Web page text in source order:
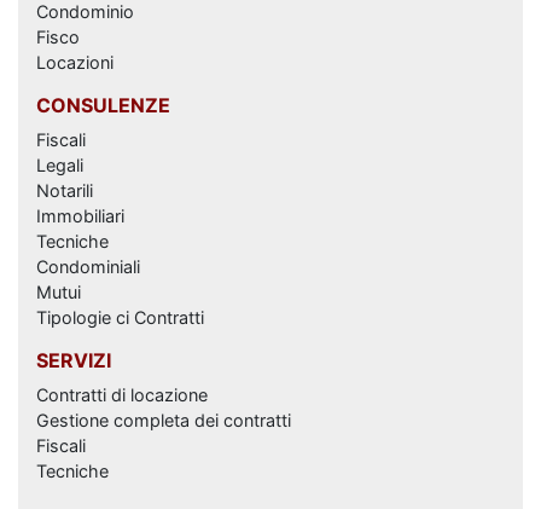
Condominio
Fisco
Locazioni
CONSULENZE
Fiscali
Legali
Notarili
Immobiliari
Tecniche
Condominiali
Mutui
Tipologie ci Contratti
SERVIZI
Contratti di locazione
Gestione completa dei contratti
Fiscali
Tecniche